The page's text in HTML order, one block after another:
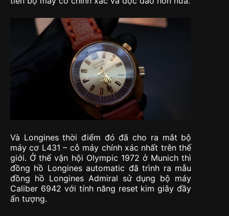
Và Longines thời điểm đó đã cho ra mắt bộ
máy cơ L431 – cỗ máy chính xác nhất trên thế
giới. Ở thế vận hội Olympic 1972 ở Munich thì
đồng hồ Longines automatic đã trình ra mẫu
đồng hồ Longines Admiral sử dụng bộ máy
Caliber 6942 với tính năng reset kim giây đầy
ấn tượng.